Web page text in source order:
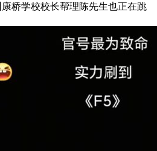
学校校长帮理陈先生也正在跳